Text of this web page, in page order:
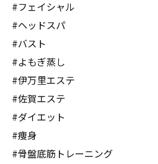
#フェイシャル
#ヘッドスパ
#バスト
#よもぎ蒸し
#伊万里エステ
#佐賀エステ
#ダイエット
#痩身
#骨盤底筋トレーニング